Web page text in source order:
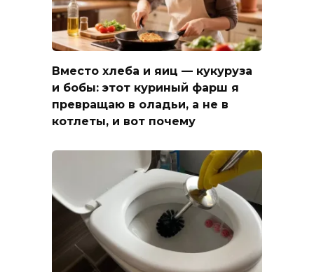
Вместо хлеба и яиц — кукуруза
и бобы: этот куриный фарш я
превращаю в оладьи, а не в
котлеты, и вот почему